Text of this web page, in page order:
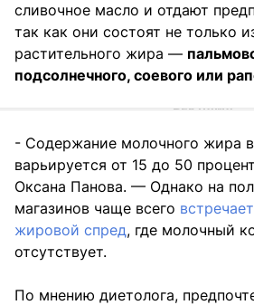
сливочное масло и отдают
так как они состоят не только
растительного жира —
подсолнечного, соевого или
- Содержание молочного жира
варьируется от 15 до 50
Оксана Панова. — Однако на
магазинов чаще всего
жировой спред, где молочный
отсутствует.
По мнению диетолога,